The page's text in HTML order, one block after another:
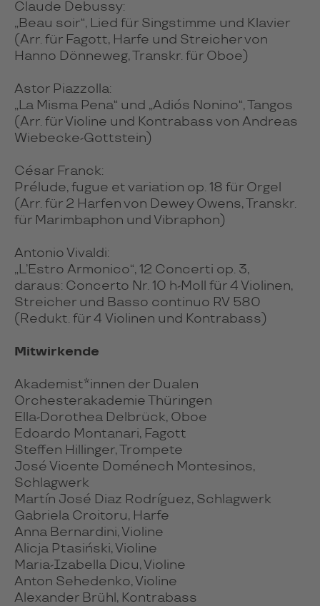
Claude Debussy:
„Beau soir“, Lied für Singstimme und Klavier
(Arr. für Fagott, Harfe und Streicher von
Hanno Dönneweg, Transkr. für Oboe)
Astor Piazzolla:
„La Misma Pena“ und „Adiós Nonino“, Tangos
(Arr. für Violine und Kontrabass von Andreas
Wiebecke-Gottstein)
César Franck:
Prélude, fugue et variation op. 18 für Orgel
(Arr. für 2 Harfen von Dewey Owens, Transkr.
für Marimbaphon und Vibraphon)
Antonio Vivaldi:
„L’Estro Armonico“, 12 Concerti op. 3,
daraus: Concerto Nr. 10 h-Moll für 4 Violinen,
Streicher und Basso continuo RV 580
(Redukt. für 4 Violinen und Kontrabass)
Mitwirkende
Akademist*innen der Dualen
Orchesterakademie Thüringen
Ella-Dorothea Delbrück, Oboe
Edoardo Montanari, Fagott
Steffen Hillinger, Trompete
José Vicente Doménech Montesinos,
Schlagwerk
Martín José Diaz Rodríguez, Schlagwerk
Gabriela Croitoru, Harfe
Anna Bernardini, Violine
Alicja Ptasiński, Violine
Maria-Izabella Dicu, Violine
Anton Sehedenko, Violine
Alexander Brühl, Kontrabass